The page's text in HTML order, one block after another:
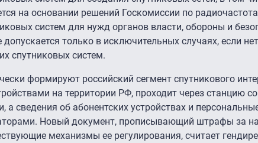
на основании решений Госкомиссии по
систем для нужд органов власти, обороны и
только в исключительных случаях, если
спутниковых систем.
формируют российский сегмент спутникового
на территории РФ, проходит через станцию
а сведения об абонентских устройствах и
Новый документ, прописывающий штрафы за
механизмы ее регулирования, считает